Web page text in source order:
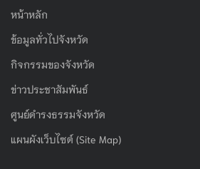
หน้าหลัก
ข้อมูลทั่วไปจังหวัด
กิจกรรมของจังหวัด
ข่าวประชาสัมพันธ์
ศูนย์ดำรงธรรมจังหวัด
แผนผังเว็บไซต์ (Site Map)